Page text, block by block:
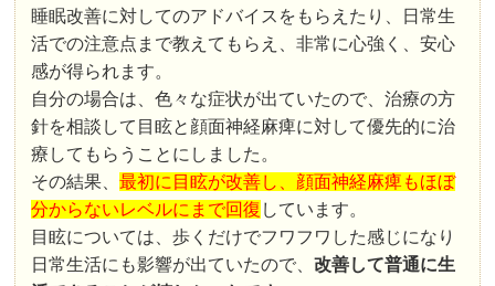
睡眠改善に対してのアドバイスをもらえたり、日常生
活での注意点まで教えてもらえ、非常に心強く、安心
感が得られます。
自分の場合は、色々な症状が出ていたので、治療の方
針を相談して目眩と顔面神経麻痺に対して優先的に治
療してもらうことにしました。
その結果、最初に目眩が改善し、顔面神経麻痺もほぼ
分からないレベルにまで回復 しています。
目眩については、歩くだけでフワフワした感じになり
日常生活にも影響が出ていたので、改善して普通に生